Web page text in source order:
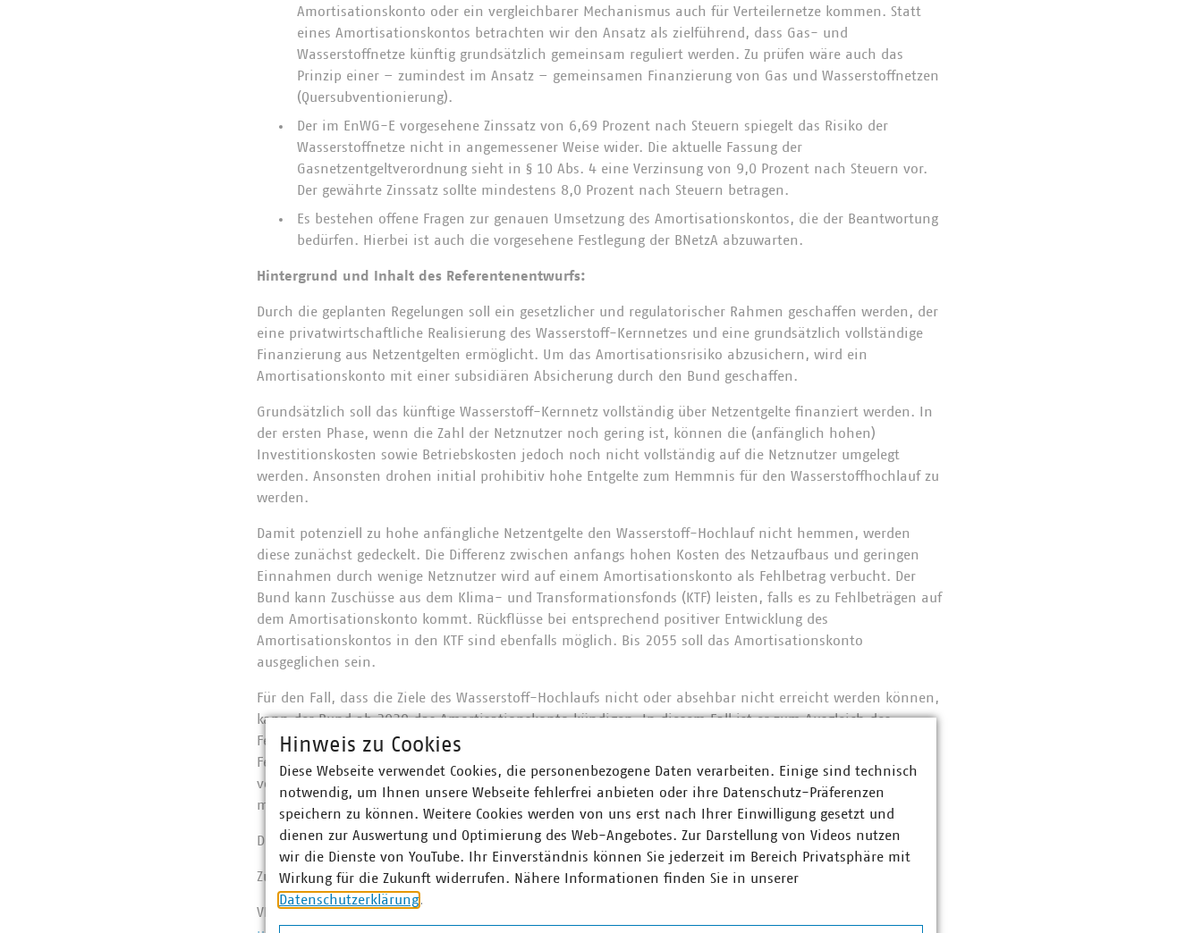
Amortisationskonto oder ein vergleichbarer Mechanismus auch für Verteilernetze kommen. Statt
eines Amortisationskontos betrachten wir den Ansatz als zielführend, dass Gas- und
Wasserstoffnetze künftig grundsätzlich gemeinsam reguliert werden. Zu prüfen wäre auch das
Prinzip einer – zumindest im Ansatz – gemeinsamen Finanzierung von Gas und Wasserstoffnetzen
(Quersubventionierung).
Der im EnWG-E vorgesehene Zinssatz von 6,69 Prozent nach Steuern spiegelt das Risiko der
Wasserstoffnetze nicht in angemessener Weise wider. Die aktuelle Fassung der
Gasnetzentgeltverordnung sieht in § 10 Abs. 4 eine Verzinsung von 9,0 Prozent nach Steuern vor.
Der gewährte Zinssatz sollte mindestens 8,0 Prozent nach Steuern betragen.
Es bestehen offene Fragen zur genauen Umsetzung des Amortisationskontos, die der Beantwortung
bedürfen. Hierbei ist auch die vorgesehene Festlegung der BNetzA abzuwarten.
Hintergrund und Inhalt des Referentenentwurfs:
Durch die geplanten Regelungen soll ein gesetzlicher und regulatorischer Rahmen geschaffen werden, der
eine privatwirtschaftliche Realisierung des Wasserstoff-Kernnetzes und eine grundsätzlich vollständige
Finanzierung aus Netzentgelten ermöglicht. Um das Amortisationsrisiko abzusichern, wird ein
Amortisationskonto mit einer subsidiären Absicherung durch den Bund geschaffen.
Grundsätzlich soll das künftige Wasserstoff-Kernnetz vollständig über Netzentgelte finanziert werden. In
der ersten Phase, wenn die Zahl der Netznutzer noch gering ist, können die (anfänglich hohen)
Investitionskosten sowie Betriebskosten jedoch noch nicht vollständig auf die Netznutzer umgelegt
werden. Ansonsten drohen initial prohibitiv hohe Entgelte zum Hemmnis für den Wasserstoffhochlauf zu
werden.
Damit potenziell zu hohe anfängliche Netzentgelte den Wasserstoff-Hochlauf nicht hemmen, werden
diese zunächst gedeckelt. Die Differenz zwischen anfangs hohen Kosten des Netzaufbaus und geringen
Einnahmen durch wenige Netznutzer wird auf einem Amortisationskonto als Fehlbetrag verbucht. Der
Bund kann Zuschüsse aus dem Klima- und Transformationsfonds (KTF) leisten, falls es zu Fehlbeträgen auf
dem Amortisationskonto kommt. Rückflüsse bei entsprechend positiver Entwicklung des
Amortisationskontos in den KTF sind ebenfalls möglich. Bis 2055 soll das Amortisationskonto
ausgeglichen sein.
Für den Fall, dass die Ziele des Wasserstoff-Hochlaufs nicht oder absehbar nicht erreicht werden können,
kann der Bund ab 2039 das Amortisationskonto kündigen. In diesem Fall ist er zum Ausgleich des
Fehlbetrags des Amortisationskontos abzüglich des Selbstbehalts der Kernnetzbetreiber (24% des
Fehlbetrages des Amortisationskontos zum Laufzeitende, bzw. 0,5 % weniger pro Kalenderjahr bei
vorzeitiger Kündigung), verpflichtet. Auch die Kernnetzbetreiber haben die Möglichkeit zu kündigen, und
müssen in dem Fall auch einen entsprechenden Selbstbehalt entrichten.
Der VKU hat sich auch in den bisherigen Verfahrensschritten zum Wasserstoff-Kernnetz eingebracht.
Zum Nachlesen:
VKU-Stellungnahme zum
Hinweis zu Cookies
Diese Webseite verwendet Cookies, die personenbezogene Daten verarbeiten. Einige sind technisch
notwendig, um Ihnen unsere Webseite fehlerfrei anbieten oder ihre Datenschutz-Präferenzen
speichern zu können. Weitere Cookies werden von uns erst nach Ihrer Einwilligung gesetzt und
dienen zur Auswertung und Optimierung des Web-Angebotes. Zur Darstellung von Videos nutzen
wir die Dienste von YouTube. Ihr Einverständnis können Sie jederzeit im Bereich Privatsphäre mit
Wirkung für die Zukunft widerrufen. Nähere Informationen finden Sie in unserer
Datenschutzerklärung.